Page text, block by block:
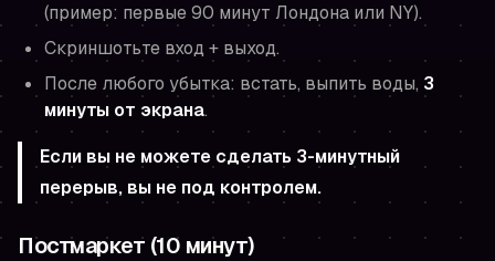
(пример: первые 90 минут Лондона или NY).
Скриншотьте вход + выход.
После любого убытка: встать, выпить воды, 3
минуты от экрана.
Если вы не можете сделать 3-минутный
перерыв, вы не под контролем.
Постмаркет (10 минут)